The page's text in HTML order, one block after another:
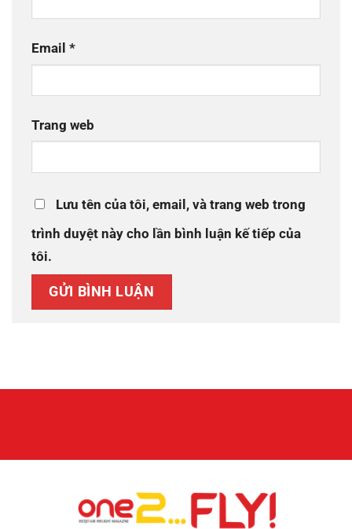
Email *
Trang web
Lưu tên của tôi, email, và trang web trong
trình duyệt này cho lần bình luận kế tiếp của
tôi.